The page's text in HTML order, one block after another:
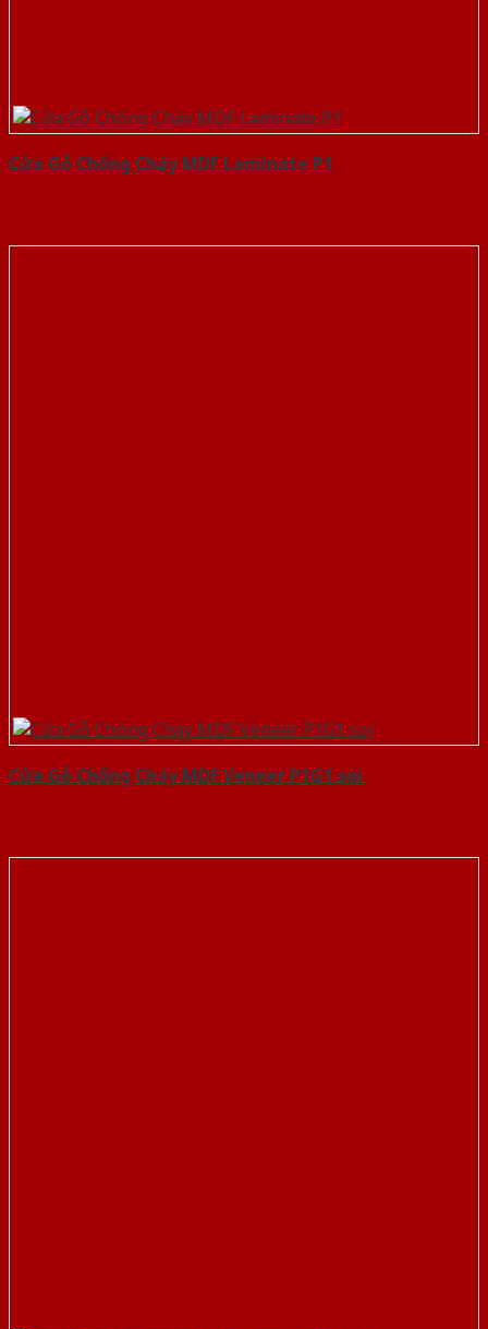
Cửa Gỗ Chống Cháy MDF Laminate P1
Cửa Gỗ Chống Cháy MDF Veneer P1G1 soi